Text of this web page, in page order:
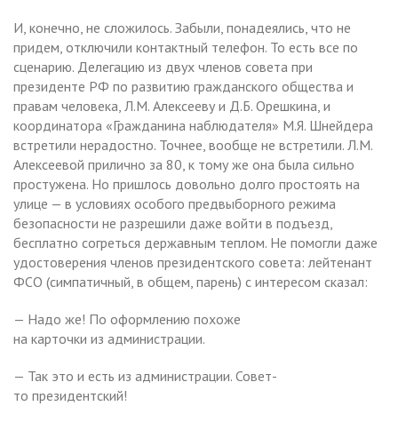
И, конечно, не сложилось. Забыли, понадеялись, что не
придем, отключили контактный телефон. То есть все по
сценарию. Делегацию из двух членов совета при
президенте РФ по развитию гражданского общества и
правам человека, Л.М. Алексееву и Д.Б. Орешкина, и
координатора «Гражданина наблюдателя» М.Я. Шнейдера
встретили нерадостно. Точнее, вообще не встретили. Л.М.
Алексеевой прилично за 80, к тому же она была сильно
простужена. Но пришлось довольно долго простоять на
улице — в условиях особого предвыборного режима
безопасности не разрешили даже войти в подъезд,
бесплатно согреться державным теплом. Не помогли даже
удостоверения членов президентского совета: лейтенант
ФСО (симпатичный, в общем, парень) с интересом сказал:
— Надо же! По оформлению похоже
на карточки из администрации.
— Так это и есть из администрации. Совет-
то президентский!